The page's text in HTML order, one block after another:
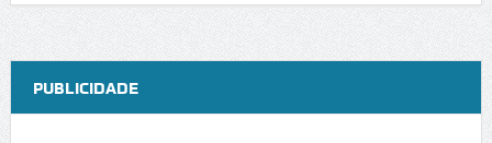
PUBLICIDADE